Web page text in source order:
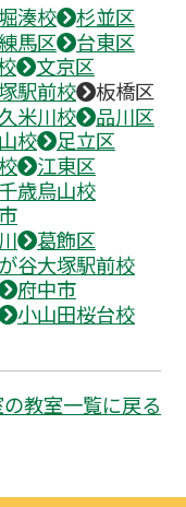
湊校
杉並区
馬区
台東区
文京区
駅前校
板橋区
米川校
品川区
校
足立区
江東区
歳烏山校
葛飾区
谷大塚駅前校
府中市
小山田桜台校
教室一覧に戻る